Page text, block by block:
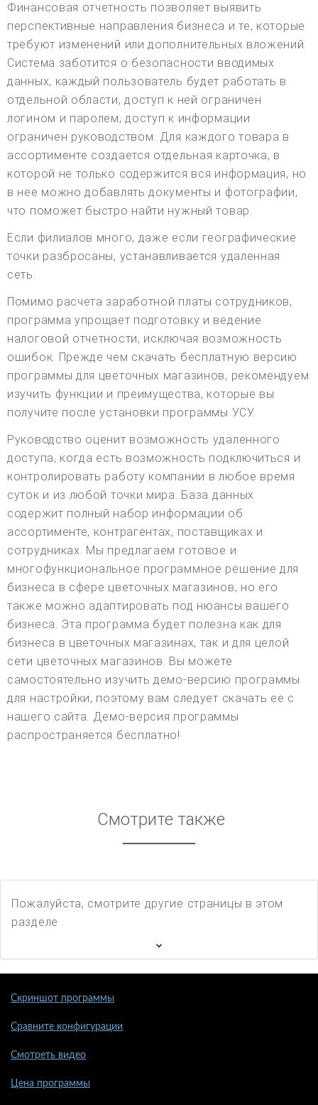
Финансовая отчетность позволяет выявить
перспективные направления бизнеса и те, которые
требуют изменений или дополнительных вложений.
Система заботится о безопасности вводимых
данных, каждый пользователь будет работать в
отдельной области, доступ к ней ограничен
логином и паролем, доступ к информации
ограничен руководством. Для каждого товара в
ассортименте создается отдельная карточка, в
которой не только содержится вся информация, но
в нее можно добавлять документы и фотографии,
что поможет быстро найти нужный товар.
Если филиалов много, даже если географические
точки разбросаны, устанавливается удаленная
сеть.
Помимо расчета заработной платы сотрудников,
программа упрощает подготовку и ведение
налоговой отчетности, исключая возможность
ошибок. Прежде чем скачать бесплатную версию
программы для цветочных магазинов, рекомендуем
изучить функции и преимущества, которые вы
получите после установки программы УСУ.
Руководство оценит возможность удаленного
доступа, когда есть возможность подключиться и
контролировать работу компании в любое время
суток и из любой точки мира. База данных
содержит полный набор информации об
ассортименте, контрагентах, поставщиках и
сотрудниках. Мы предлагаем готовое и
многофункциональное программное решение для
бизнеса в сфере цветочных магазинов, но его
также можно адаптировать под нюансы вашего
бизнеса. Эта программа будет полезна как для
бизнеса в цветочных магазинах, так и для целой
сети цветочных магазинов. Вы можете
самостоятельно изучить демо-версию программы
для настройки, поэтому вам следует скачать ее с
нашего сайта. Демо-версия программы
распространяется бесплатно!
Смотрите также
Пожалуйста, смотрите другие страницы в этом
разделе
Скриншот программы
Сравните конфигурации
Смотреть видео
Цена программы